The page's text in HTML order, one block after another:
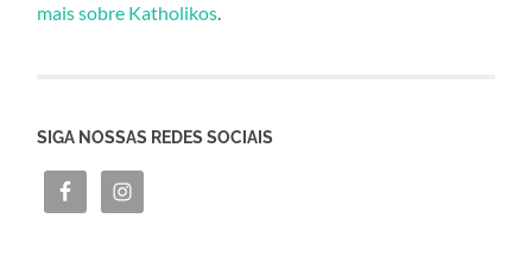
mais sobre Katholikos.
SIGA NOSSAS REDES SOCIAIS